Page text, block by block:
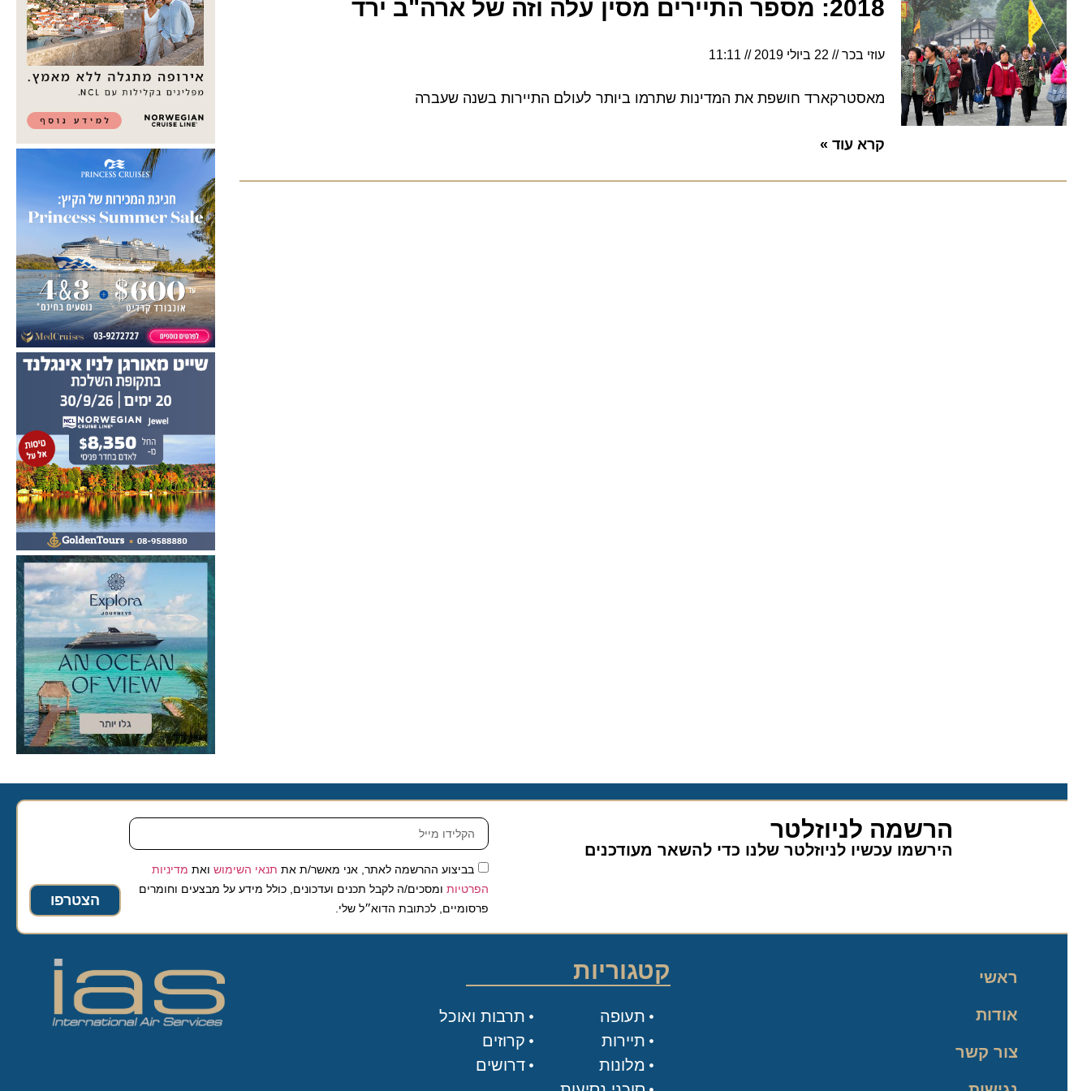
2018: מספר התיירים מסין עלה וזה של ארה"ב ירד
עוזי בכר 22 ביולי 2019 11:11
מאסטרקארד חושפת את המדינות שתרמו ביותר לעולם התיירות בשנה שעברה
קרא עוד »
הרשמה לניוזלטר
הירשמו עכשיו לניוזלטר שלנו כדי להשאר מעודכנים
בביצוע ההרשמה לאתר, אני מאשר/ת אתתנאי השימושואת מדיניות
הפרטיותומסכים/ה לקבל תכנים ועדכונים, כולל מידע על מבצעים וחומרים
פרסומיים, לכתובת הדוא״ל שלי.
הצטרפו
ראשי
אודות
צור קשר
קטגוריות
תעופה
תיירות
מלונות
תרבות ואוכל
קרוזים
דרושים